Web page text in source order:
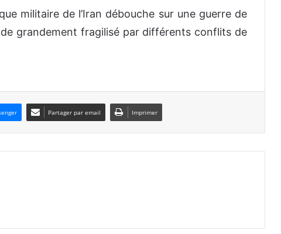
militaire de l’Iran débouche sur une guerre de
grandement fragilisé par différents conflits de
Partager par email Imprimer